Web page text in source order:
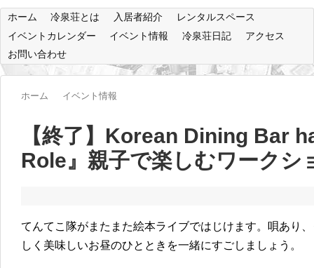
ホーム 冷泉荘とは 入居者紹介
レンタルスペース
イベントカレンダー
イベント情報 冷泉荘日記
アクセス
お問い合わせ
ホーム イベント情報
【終了】Korean Dining Bar
Role』親子で楽しむワークシ
てんてこ隊がまたまた絵本ライブではじけます。唄あり
しく美味しいお昼のひとときを一緒にすごしましょう。